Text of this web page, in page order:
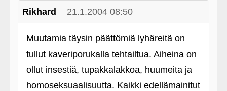
Rikhard 21.1.2004 08:50
Muutamia täysin päättömiä lyhäreitä on
tullut kaveriporukalla tehtailtua. Aiheina on
ollut insestiä, tupakkalakkoa, huumeita ja
homoseksuaalisuutta. Kaikki edellämainitut